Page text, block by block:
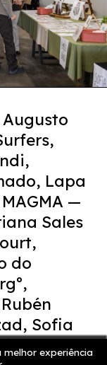
experiência
Lapa
—
Sales
do
Sofia